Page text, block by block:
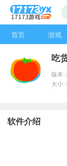
首页 游戏
吃
版本
大小
软件介绍